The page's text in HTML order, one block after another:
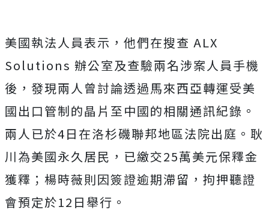
美國執法人員表示，他們在搜查 ALX
Solutions 辦公室及查驗兩名涉案人員手機
後，發現兩人曾討論透過馬來西亞轉運受美
國出口管制的晶片至中國的相關通訊紀錄。
兩人已於4日在洛杉磯聯邦地區法院出庭。耿
川為美國永久居民，已繳交25萬美元保釋金
獲釋；楊時薇則因簽證逾期滯留，拘押聽證
會預定於12日舉行。